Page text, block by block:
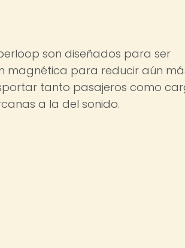
son diseñados para ser
magnética para reducir aún
tanto pasajeros como
a la del sonido.